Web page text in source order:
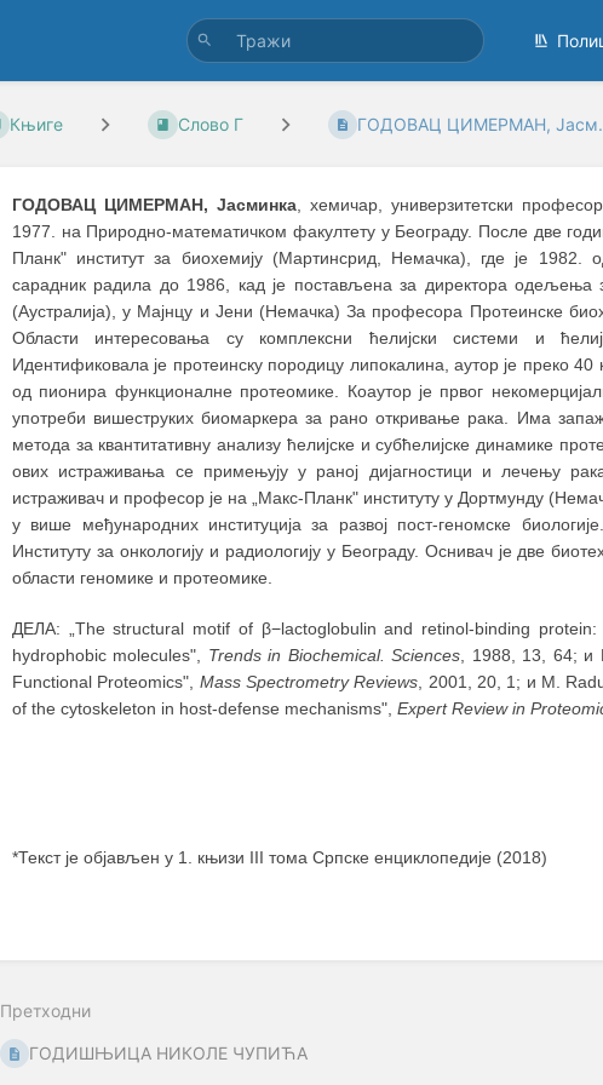
Књиге Слово Г ГОДОВАЦ ЦИМЕРМАН,
ГОДОВАЦ ЦИМЕРМАН, Јасминка, хемичар, универзитетски
1977. на Природно-математичком факултету у Београду. После две
Планк" институт за биохемију (Мартинсрид, Немачка), где је 1982.
сарадник радила до 1986, кад је постављена за директора одељења
(Аустралија), у Мајнцу и Јени (Немачка) За професора Протеинске
Области интересовања су комплексни ћелијски системи и
Идентификовала је протеинску породицу липокалина, аутор je преко 40
од пионира функционалне протеомике. Коаутор је првог
употреби вишеструких биомаркера за рано откривање рака. Има
метода за квантитативну анализу ћелијске и субћелијске динамике
ових истраживања се примењују у раној дијагностици и лечењу
истраживач и професор је на „Макс-Планк" институту у Дортмунду
у више међународних институција за развој пост-геномске
Институту за онкологију и радиологију у Београду. Оснивач је две
области геномике и протеомике.
ДЕЛА: „The structural motif of β−lactoglobulin and retinol‑binding
hydrophobic molecules", Trends in Biochemical. Sciences , 1988, 13, 64; и
Functional Proteomics", Mass Spectrometry Reviews , 2001, 20, 1; и M.
of the cytoskeleton in host-defense mechanisms", Expert Review in
*Текст је објављен у 1. књизи III тома Српске енциклопедије (2018)
Претходни
ГОДИШЊИЦА НИКОЛЕ ЧУПИЋА